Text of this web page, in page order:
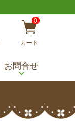
0
カート
お問合せ